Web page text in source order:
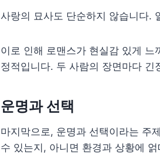
사랑의 묘사도 단순하지 않습니다.
이로 인해 로맨스가 현실감 있게
정적입니다. 두 사람의 장면마다
운명과 선택
마지막으로, 운명과 선택이라는 주
수 있는지, 아니면 환경과 상황에